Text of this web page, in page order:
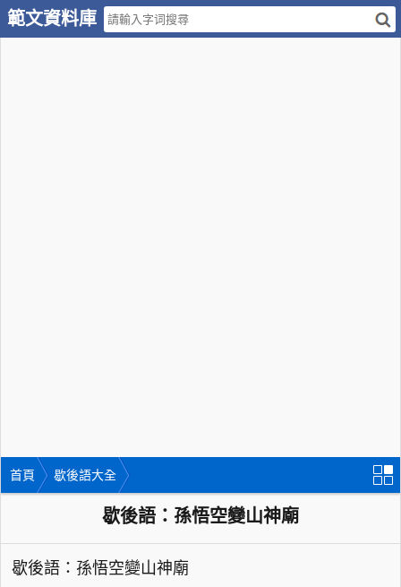
範文資料庫
首頁 歇後語大全
歇後語：孫悟空變山神廟
歇後語：孫悟空變山神廟